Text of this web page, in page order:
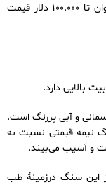
در کشور ماداگاسکار وجود دارد و هر قیراط آن می‌توان تا 100.000 دلار قیمت
بالایی دارد.
و آبی پررنگ است.
نیمه قیمتی نسبت به
و آسیب می‌بیند.
این سنگ درزمینهٔ طب